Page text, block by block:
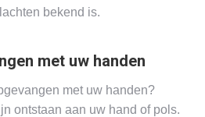
bekend is.
met uw handen
met uw handen?
ontstaan aan uw hand of pols.